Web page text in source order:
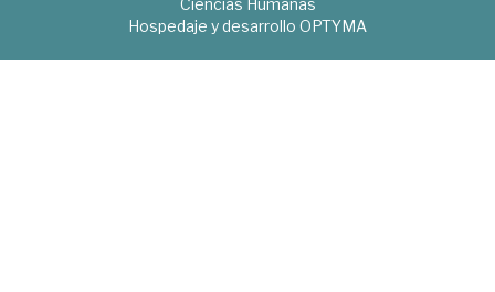
Hospedaje y desarrollo OPTYMA